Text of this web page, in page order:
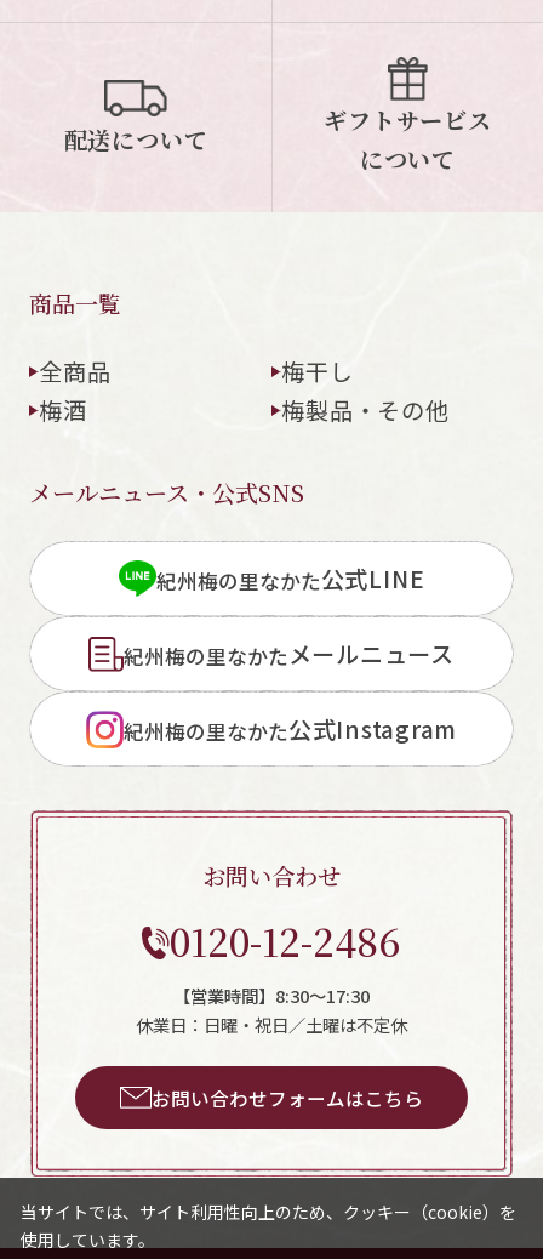
配送について
ギフトサービス
について
商品一覧
全商品
梅干し
梅酒
梅製品・その他
メールニュース・公式SNS
紀州梅の里なかた公式LINE
紀州梅の里なかたメールニュース
紀州梅の里なかた公式Instagram
お問い合わせ
0120-12-2486
【営業時間】8:30～17:30
休業日：日曜・祝日／土曜は不定休
お問い合わせフォームはこちら
当サイトでは、サイト利用性向上のため、クッキー（cookie）を
使用しています。